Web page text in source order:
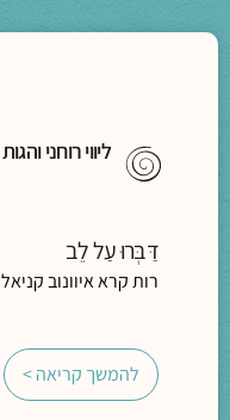
ליווי רוחני והגות
דַּבְּרוּ עַל לֵב
רות קרא איוונוב קניאל
להמשך קריאה >